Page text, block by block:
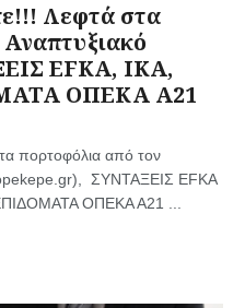
Λεφτά στα
EFKA, ΙΚΑ,
ΟΠΕΚΑ Α21
πορτοφόλια από τον
ΣΥΝΤΑΞΕΙΣ EFKA
ΟΠΕΚΑ Α21 ...